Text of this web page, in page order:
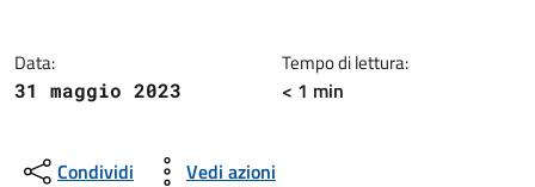
Data:
31 maggio 2023
Tempo di lettura:
< 1 min
Condividi Vedi azioni